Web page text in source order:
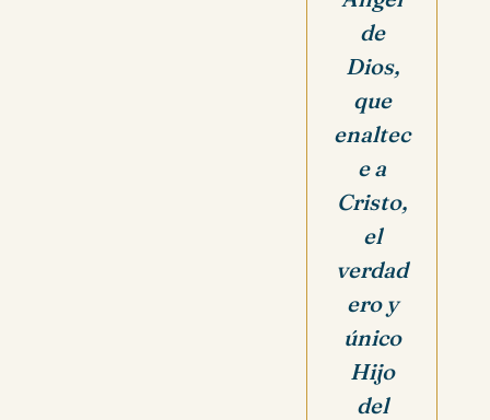
de
Dios,
que
enaltec
e a
Cristo,
el
verdad
ero y
único
Hijo
del